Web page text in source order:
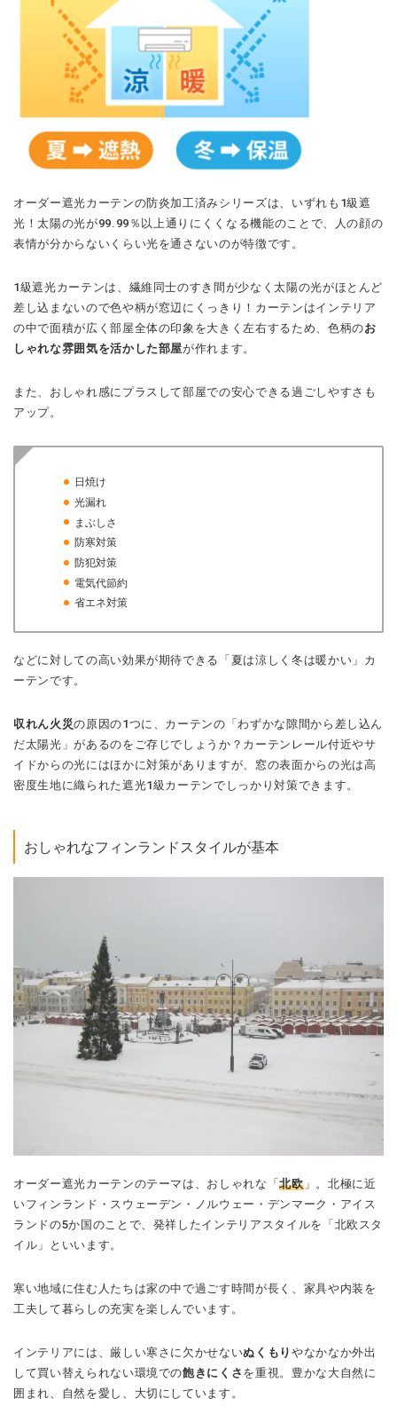
オーダー遮光カーテンの防炎加工済みシリーズは、いずれも1級遮
光！太陽の光が99.99％以上通りにくくなる機能のことで、人の顔の
表情が分からないくらい光を通さないのが特徴です。
1級遮光カーテンは、繊維同士のすき間が少なく太陽の光がほとんど
差し込まないので色や柄が窓辺にくっきり！カーテンはインテリア
の中で面積が広く部屋全体の印象を大きく左右するため、色柄のお
しゃれな雰囲気を活かした部屋が作れます。
また、おしゃれ感にプラスして部屋での安心できる過ごしやすさも
アップ。
日焼け
光漏れ
まぶしさ
防寒対策
防犯対策
電気代節約
省エネ対策
などに対しての高い効果が期待できる「夏は涼しく冬は暖かい」カ
ーテンです。
収れん火災の原因の1つに、カーテンの「わずかな隙間から差し込ん
だ太陽光」があるのをご存じでしょうか？カーテンレール付近やサ
イドからの光にはほかに対策がありますが、窓の表面からの光は高
密度生地に織られた遮光1級カーテンでしっかり対策できます。
おしゃれなフィンランドスタイルが基本
オーダー遮光カーテンのテーマは、おしゃれな「北欧」。北極に近
いフィンランド・スウェーデン・ノルウェー・デンマーク・アイス
ランドの5か国のことで、発祥したインテリアスタイルを「北欧スタ
イル」といいます。
寒い地域に住む人たちは家の中で過ごす時間が長く、家具や内装を
工夫して暮らしの充実を楽しんでいます。
インテリアには、厳しい寒さに欠かせないぬくもり やなかなか外出
して買い替えられない環境での飽きにくさ を重視。豊かな大自然に
囲まれ、自然を愛し、大切にしています。